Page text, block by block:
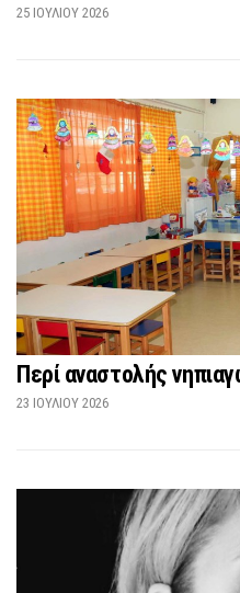
25 ΙΟΥΛΊΟΥ 2026
Περί αναστολής
23 ΙΟΥΛΊΟΥ 2026